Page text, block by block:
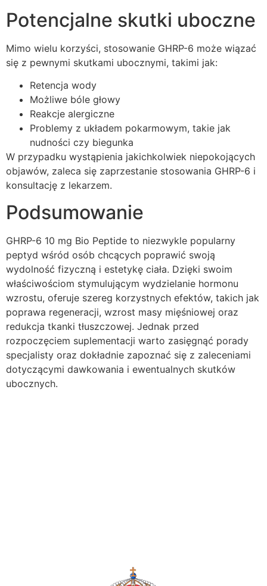
Potencjalne skutki uboczne
Mimo wielu korzyści, stosowanie GHRP-6 może wiązać
się z pewnymi skutkami ubocznymi, takimi jak:
Retencja wody
Możliwe bóle głowy
Reakcje alergiczne
Problemy z układem pokarmowym, takie jak
nudności czy biegunka
W przypadku wystąpienia jakichkolwiek niepokojących
objawów, zaleca się zaprzestanie stosowania GHRP-6 i
konsultację z lekarzem.
Podsumowanie
GHRP-6 10 mg Bio Peptide to niezwykle popularny
peptyd wśród osób chcących poprawić swoją
wydolność fizyczną i estetykę ciała. Dzięki swoim
właściwościom stymulującym wydzielanie hormonu
wzrostu, oferuje szereg korzystnych efektów, takich jak
poprawa regeneracji, wzrost masy mięśniowej oraz
redukcja tkanki tłuszczowej. Jednak przed
rozpoczęciem suplementacji warto zasięgnąć porady
specjalisty oraz dokładnie zapoznać się z zaleceniami
dotyczącymi dawkowania i ewentualnych skutków
ubocznych.